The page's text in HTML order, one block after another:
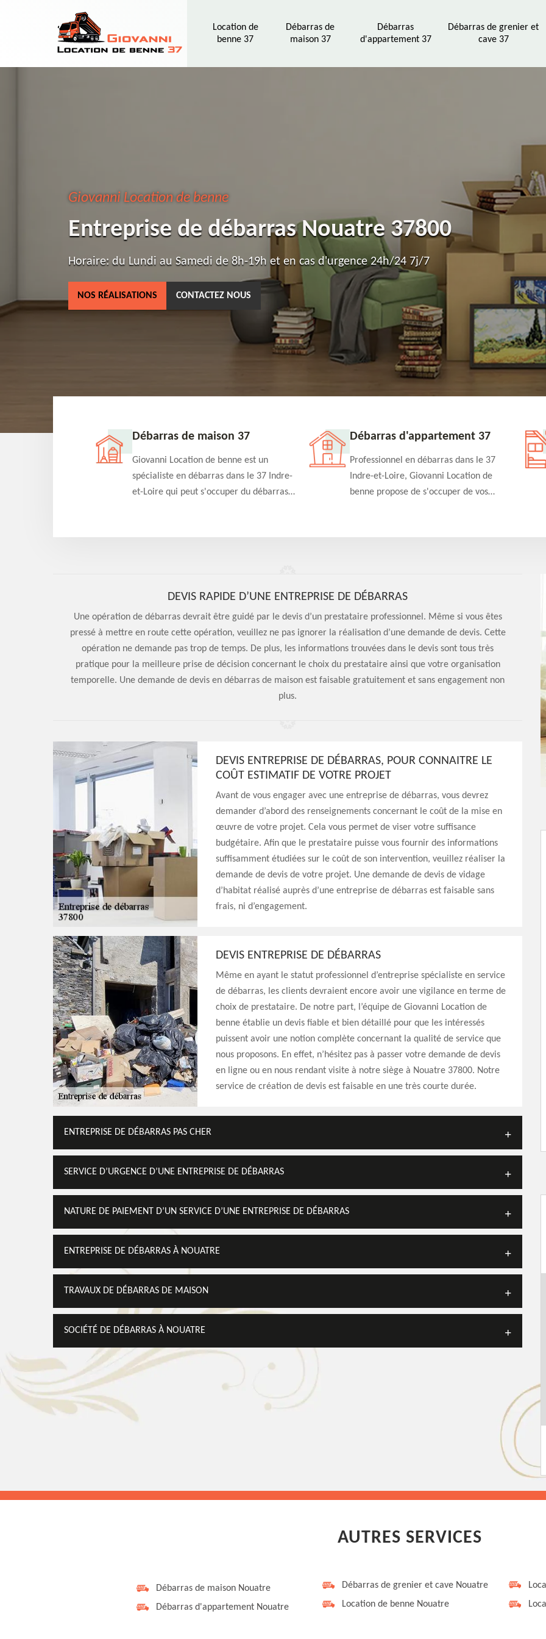
Location de
benne 37
Débarras de
maison 37
Débarras
d'appartement 37
Débarras de grenier et
cave 37
Giovanni Location de benne
Entreprise de débarras Nouatre 37800
Horaire: du Lundi au Samedi de 8h-19h et en cas d'urgence 24h/24 7j/7
NOS RÉALISATIONS CONTACTEZ NOUS
37 Débarras de maison 37
Giovanni Location de benne est un
spécialiste en débarras dans le 37 Indre-
et-Loire qui peut s'occuper du débarras
et efficace
Débarras d'appartement 37
Professionnel en débarras dans le 37
Indre-et-Loire, Giovanni Location de
benne propose de s'occuper de vos
qualité en toute circonstance
DEVIS RAPIDE D’UNE ENTREPRISE DE DÉBARRAS
Une opération de débarras devrait être guidé par le devis d’un prestataire professionnel. Même si vous êtes
pressé à mettre en route cette opération, veuillez ne pas ignorer la réalisation d’une demande de devis. Cette
opération ne demande pas trop de temps. De plus, les informations trouvées dans le devis sont tous très
pratique pour la meilleure prise de décision concernant le choix du prestataire ainsi que votre organisation
temporelle. Une demande de devis en débarras de maison est faisable gratuitement et sans engagement non
plus.
DEVIS ENTREPRISE DE DÉBARRAS, POUR CONNAITRE LE
COÛT ESTIMATIF DE VOTRE PROJET
Avant de vous engager avec une entreprise de débarras, vous devrez
demander d’abord des renseignements concernant le coût de la mise en
œuvre de votre projet. Cela vous permet de viser votre suffisance
budgétaire. Afin que le prestataire puisse vous fournir des informations
suffisamment étudiées sur le coût de son intervention, veuillez réaliser la
demande de devis de votre projet. Une demande de devis de vidage
d’habitat réalisé auprès d’une entreprise de débarras est faisable sans
frais, ni d’engagement.
DEVIS ENTREPRISE DE DÉBARRAS
Même en ayant le statut professionnel d’entreprise spécialiste en service
de débarras, les clients devraient encore avoir une vigilance en terme de
choix de prestataire. De notre part, l’équipe de Giovanni Location de
benne établie un devis fiable et bien détaillé pour que les intéressés
puissent avoir une notion complète concernant la qualité de service que
nous proposons. En effet, n’hésitez pas à passer votre demande de devis
en ligne ou en nous rendant visite à notre siège à Nouatre 37800. Notre
service de création de devis est faisable en une très courte durée.
ENTREPRISE DE DÉBARRAS PAS CHER
SERVICE D’URGENCE D’UNE ENTREPRISE DE DÉBARRAS
NATURE DE PAIEMENT D’UN SERVICE D’UNE ENTREPRISE DE DÉBARRAS
ENTREPRISE DE DÉBARRAS À NOUATRE
TRAVAUX DE DÉBARRAS DE MAISON
SOCIÉTÉ DE DÉBARRAS À NOUATRE
AUTRES SERVICES
Débarras de maison Nouatre
Débarras d'appartement Nouatre
Débarras de grenier et cave Nouatre
Location de benne Nouatre